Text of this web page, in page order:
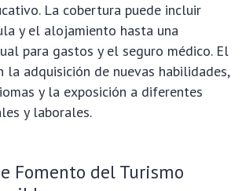
La cobertura puede incluir
y el alojamiento hasta una
para gastos y el seguro médico. El
la adquisición de nuevas habilidades,
y la exposición a diferentes
y laborales.
Fomento del Turismo